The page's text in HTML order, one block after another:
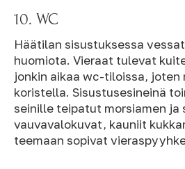
10. WC
Häätilan sisustuksessa
huomiota. Vieraat tulevat
jonkin aikaa wc-tiloissa, joten
koristella. Sisustusesineinä
seinille teipatut morsiamen ja
vauvavalokuvat, kauniit
teemaan sopivat